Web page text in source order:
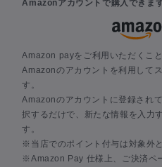
Amazonアカウントで購入できます
Amazon payをご利用いただくこ
Amazonのアカウントを利用して
す。
Amazonのアカウントに登録され
択するだけで、新たな情報を入力
す。
※当店でのポイント付与は対象外
※Amazon Pay 仕様上、ご決済ペ